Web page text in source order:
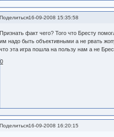
Поделиться16-09-2008 15:35:58
Признать факт чего? Того что Бресту
им надо быть объективными а не рвать
что эта игра пошла на пользу нам а не
0
Поделиться16-09-2008 16:20:15